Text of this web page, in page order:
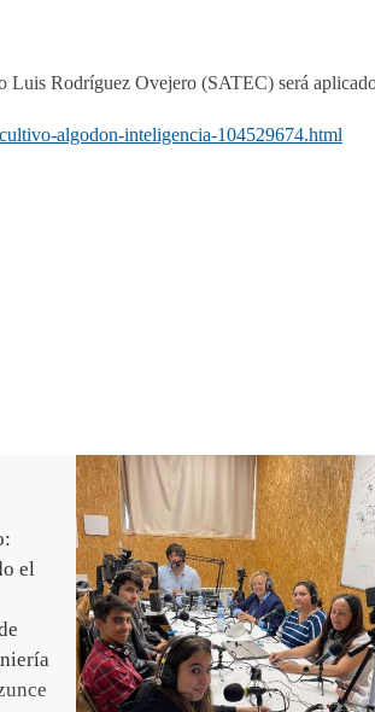
Rodríguez Ovejero (SATEC) será
algodon-inteligencia-104529674.html
el